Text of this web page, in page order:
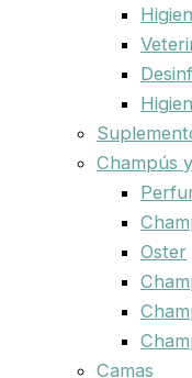
Champús
Oster
Camas